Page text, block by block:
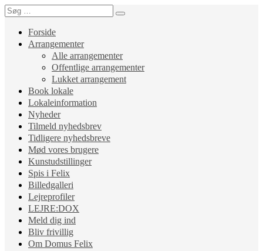
Forside
Arrangementer
Alle arrangementer
Offentlige arrangementer
Lukket arrangement
Book lokale
Lokaleinformation
Nyheder
Tilmeld nyhedsbrev
Tidligere nyhedsbreve
Mød vores brugere
Kunstudstillinger
Spis i Felix
Billedgalleri
Lejreprofiler
LEJRE:DOX
Meld dig ind
Bliv frivillig
Om Domus Felix